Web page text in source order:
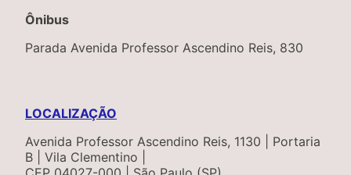
Ônibus
Parada Avenida Professor Ascendino Reis, 830
LOCALIZAÇÃO
Avenida Professor Ascendino Reis, 1130 | Portaria
B | Vila Clementino |